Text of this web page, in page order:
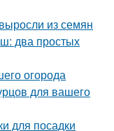
из семян
два простых
огорода
для вашего
для посадки